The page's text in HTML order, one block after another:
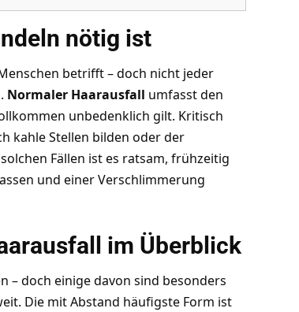
nötig ist
betrifft – doch nicht jeder
Normaler Haarausfall umfasst den
unbedenklich gilt. Kritisch
kahle Stellen bilden oder der
Fällen ist es ratsam, frühzeitig
und einer Verschlimmerung
im Überblick
– doch einige davon sind besonders
Die mit Abstand häufigste Form ist